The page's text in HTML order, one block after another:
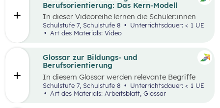
ihren Lernprozess zu übernehmen.
Berufsorientierung: Das Kern-Modell
In dieser Videoreihe lernen die Schüler:innen
wie sie selbstbewusst auftreten, authentisch
wirken und gleichzeitig Menschen von sich
Schulstufe 7, Schulstufe 8
Unterrichtsdauer: < 1 UE
Art des Materials: Video
Glossar zur Bildungs- und
Berufsorientierung
In diesem Glossar werden relevante Begriffe
zum Thema „Bildungs- und Berufsorientierung“
erklärt. Zusätzlich gibt es Arbeitsblätter zu
Schulstufe 7, Schulstufe 8
Unterrichtsdauer: < 1 UE
Art des Materials: Arbeitsblatt, Glossar